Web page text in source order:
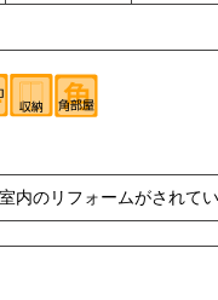
内のリフォームがされ